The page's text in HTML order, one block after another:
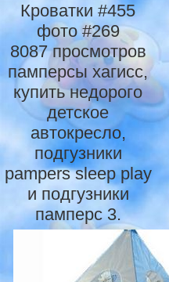
Кроватки #455
фото #269
8087 просмотров
памперсы хагисс,
купить недорого
детское
автокресло,
подгузники
pampers sleep play
и подгузники
памперс 3.